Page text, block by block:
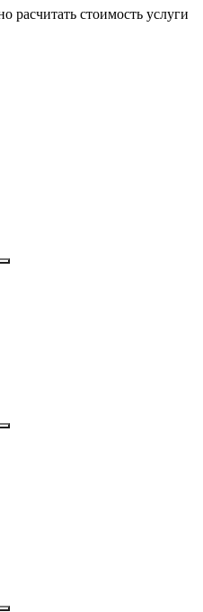
расчитать стоимость услуги